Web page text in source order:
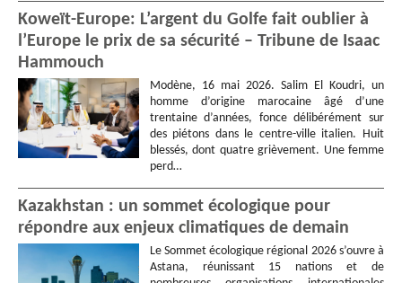
Koweït-Europe: L’argent du Golfe fait oublier à
l’Europe le prix de sa sécurité – Tribune de Isaac
Hammouch
Modène, 16 mai 2026. Salim El Koudri, un
homme d’origine marocaine âgé d’une
trentaine d’années, fonce délibérément sur
des piétons dans le centre-ville italien. Huit
blessés, dont quatre grièvement. Une femme
perd…
Kazakhstan : un sommet écologique pour
répondre aux enjeux climatiques de demain
Le Sommet écologique régional 2026 s’ouvre à
Astana, réunissant 15 nations et de